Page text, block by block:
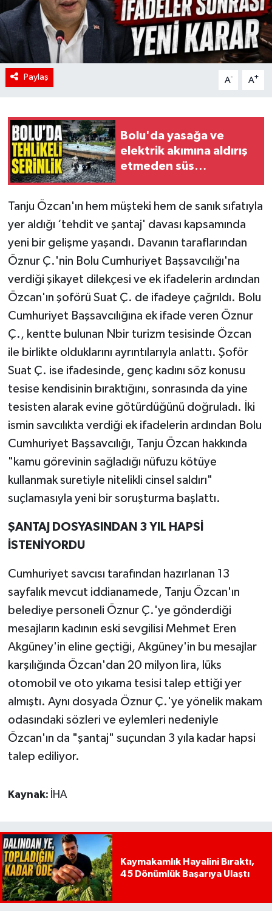
Paylaş A- A+
Bolu'da yasağa ve
elektrik akımına aldırış
etmeden süs
Tanju Özcan'ın hem müşteki hem de sanık sıfatıyla
yer aldığı ‘tehdit ve şantaj' davası kapsamında
yeni bir gelişme yaşandı. Davanın taraflarından
Öznur Ç.'nin Bolu Cumhuriyet Başsavcılığı'na
verdiği şikayet dilekçesi ve ek ifadelerin ardından
Özcan'ın şoförü Suat Ç. de ifadeye çağrıldı. Bolu
Cumhuriyet Başsavcılığına ek ifade veren Öznur
Ç., kentte bulunan Nbir turizm tesisinde Özcan
ile birlikte olduklarını ayrıntılarıyla anlattı. Şoför
Suat Ç. ise ifadesinde, genç kadını söz konusu
tesise kendisinin bıraktığını, sonrasında da yine
tesisten alarak evine götürdüğünü doğruladı. İki
ismin savcılıkta verdiği ek ifadelerin ardından Bolu
Cumhuriyet Başsavcılığı, Tanju Özcan hakkında
"kamu görevinin sağladığı nüfuzu kötüye
kullanmak suretiyle nitelikli cinsel saldırı"
suçlamasıyla yeni bir soruşturma başlattı.
ŞANTAJ DOSYASINDAN 3 YIL HAPSİ
İSTENİYORDU
Cumhuriyet savcısı tarafından hazırlanan 13
sayfalık mevcut iddianamede, Tanju Özcan'ın
belediye personeli Öznur Ç.'ye gönderdiği
mesajların kadının eski sevgilisi Mehmet Eren
Akgüney'in eline geçtiği, Akgüney'in bu mesajlar
karşılığında Özcan'dan 20 milyon lira, lüks
otomobil ve oto yıkama tesisi talep ettiği yer
almıştı. Aynı dosyada Öznur Ç.'ye yönelik makam
odasındaki sözleri ve eylemleri nedeniyle
Özcan'ın da "şantaj" suçundan 3 yıla kadar hapsi
talep ediliyor.
Kaynak: İHA
Kaymakamlık Hayalini Bıraktı,
45 Dönümlük Başarıya Ulaştı